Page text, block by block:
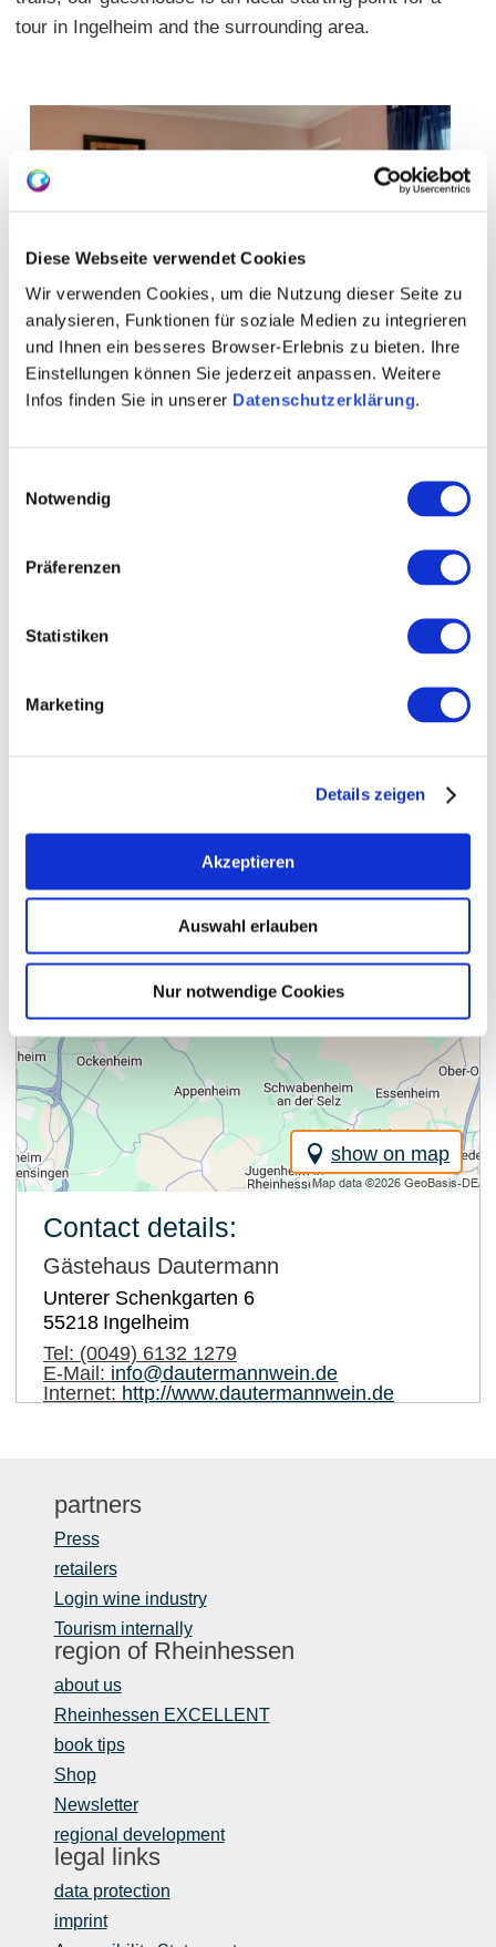
Diese Webseite verwendet Cookies
Wir verwenden Cookies, um die Nutzung dieser Seite zu
analysieren, Funktionen für soziale Medien zu integrieren
und Ihnen ein besseres Browser-Erlebnis zu bieten. Ihre
Einstellungen können Sie jederzeit anpassen. Weitere
Infos finden Sie in unserer Datenschutzerklärung.
Notwendig
Präferenzen
Statistiken
Marketing
Details zeigen
Akzeptieren
Auswahl erlauben
Nur notwendige Cookies
tour in Ingelheim and the surrounding area.
Further Information & Downloads
show on map
Contact details:
Gästehaus Dautermann
Unterer Schenkgarten 6
55218 Ingelheim
Tel: (0049) 6132 1279
E-Mail: info@dautermannwein.de
Internet: http://www.dautermannwein.de
partners
Press
retailers
Login wine industry
Tourism internally
region of Rheinhessen
about us
Rheinhessen EXCELLENT
book tips
Shop
Newsletter
regional development
legal links
data protection
imprint